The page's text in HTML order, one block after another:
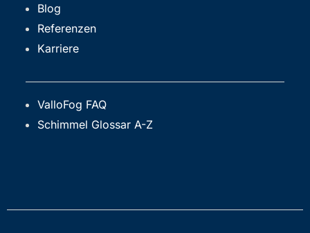
Blog
Referenzen
Karriere
ValloFog FAQ
Schimmel Glossar A-Z